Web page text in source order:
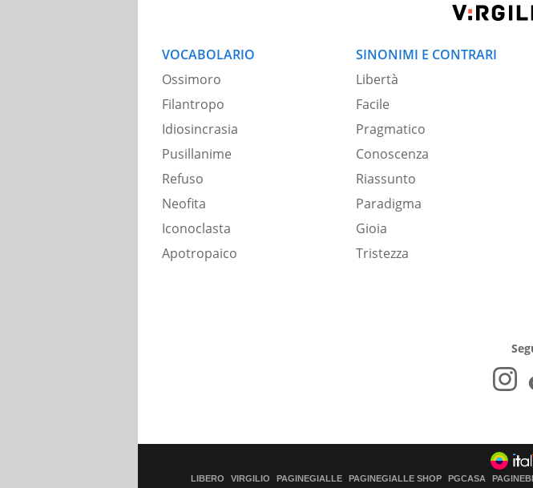
VOCABOLARIO
Ossimoro
Filantropo
Idiosincrasia
Pusillanime
Refuso
Neofita
Iconoclasta
Apotropaico
SINONIMI E CONTRARI
Libertà
Facile
Pragmatico
Conoscenza
Riassunto
Paradigma
Gioia
Tristezza
LIBERO VIRGILIO PAGINEGIALLE PAGINEGIALLE SHOP PGCASA